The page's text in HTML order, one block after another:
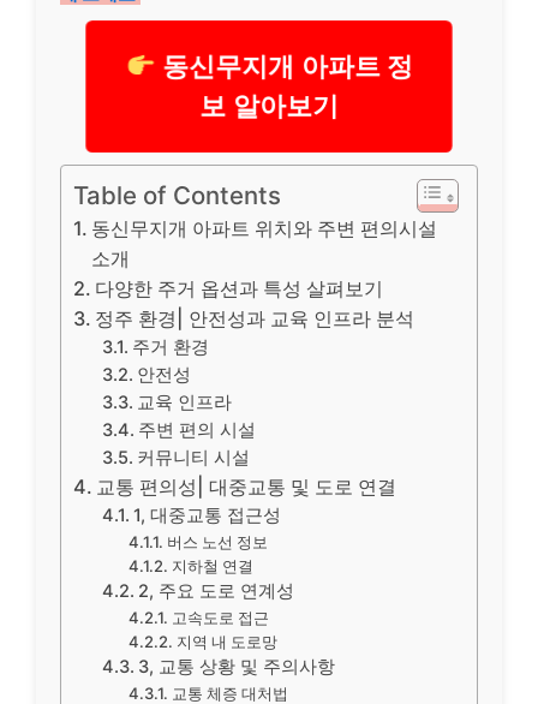
동신무지개 아파트 정
보 알아보기
Table of Contents
동신무지개 아파트 위치와 주변 편의시설
소개
다양한 주거 옵션과 특성 살펴보기
정주 환경| 안전성과 교육 인프라 분석
주거 환경
안전성
교육 인프라
주변 편의 시설
커뮤니티 시설
교통 편의성| 대중교통 및 도로 연결
1, 대중교통 접근성
버스 노선 정보
지하철 연결
2, 주요 도로 연계성
고속도로 접근
지역 내 도로망
3, 교통 상황 및 주의사항
교통 체증 대처법